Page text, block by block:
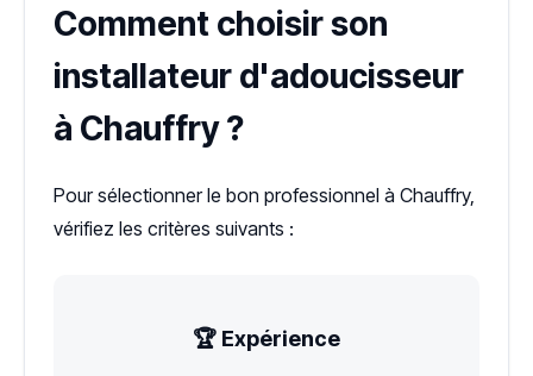
Comment choisir son
installateur d'adoucisseur
à Chauffry ?
Pour sélectionner le bon professionnel à Chauffry,
vérifiez les critères suivants :
🏆 Expérience